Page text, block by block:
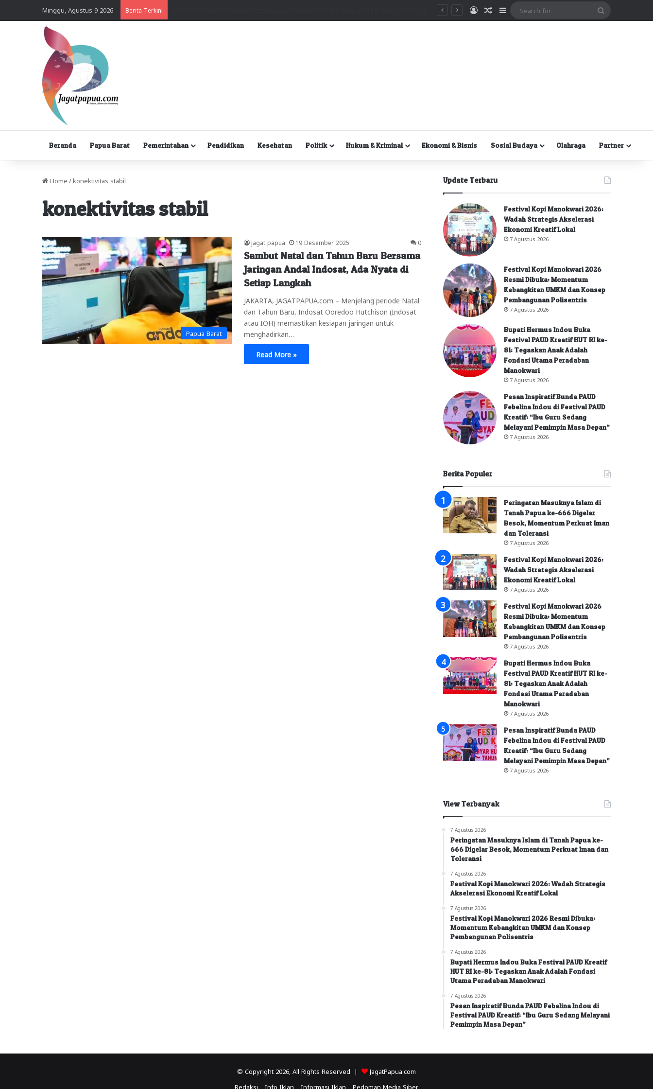
Minggu, Agustus 9 2026 Berita Terkini MasukRandom Article
Sidebar
Beranda Papua Barat Pemerintahan Pendidikan Kesehatan Politik Hukum & Kriminal Ekonomi & Bisnis Sosial Budaya Olahraga Partner
Home / konektivitas stabil
konektivitas stabil
Papua Barat
jagat papua 19 Desember 2025 0
Sambut Natal dan Tahun Baru Bersama
Jaringan Andal Indosat, Ada Nyata di
Setiap Langkah
JAKARTA, JAGATPAPUA.com – Menjelang periode Natal
dan Tahun Baru, Indosat Ooredoo Hutchison (Indosat
atau IOH) memastikan kesiapan jaringan untuk
menghadirkan…
Read More »
Update Terbaru
Festival Kopi Manokwari 2026:
Wadah Strategis Akselerasi
Ekonomi Kreatif Lokal
7 Agustus 2026
Festival Kopi Manokwari 2026
Resmi Dibuka: Momentum
Kebangkitan UMKM dan Konsep
Pembangunan Polisentris
7 Agustus 2026
Bupati Hermus Indou Buka
Festival PAUD Kreatif HUT RI ke-
81: Tegaskan Anak Adalah
Fondasi Utama Peradaban
Manokwari
7 Agustus 2026
Pesan Inspiratif Bunda PAUD
Febelina Indou di Festival PAUD
Kreatif: “Ibu Guru Sedang
Melayani Pemimpin Masa Depan”
7 Agustus 2026
Berita Populer
Peringatan Masuknya Islam di
Tanah Papua ke-666 Digelar
Besok, Momentum Perkuat Iman
dan Toleransi
7 Agustus 2026
Festival Kopi Manokwari 2026:
Wadah Strategis Akselerasi
Ekonomi Kreatif Lokal
7 Agustus 2026
Festival Kopi Manokwari 2026
Resmi Dibuka: Momentum
Kebangkitan UMKM dan Konsep
Pembangunan Polisentris
7 Agustus 2026
Bupati Hermus Indou Buka
Festival PAUD Kreatif HUT RI ke-
81: Tegaskan Anak Adalah
Fondasi Utama Peradaban
Manokwari
7 Agustus 2026
Pesan Inspiratif Bunda PAUD
Febelina Indou di Festival PAUD
Kreatif: “Ibu Guru Sedang
Melayani Pemimpin Masa Depan”
7 Agustus 2026
View Terbanyak
7 Agustus 2026
Peringatan Masuknya Islam di Tanah Papua ke-
666 Digelar Besok, Momentum Perkuat Iman dan
Toleransi
7 Agustus 2026
Festival Kopi Manokwari 2026: Wadah Strategis
Akselerasi Ekonomi Kreatif Lokal
7 Agustus 2026
Festival Kopi Manokwari 2026 Resmi Dibuka:
Momentum Kebangkitan UMKM dan Konsep
Pembangunan Polisentris
7 Agustus 2026
Bupati Hermus Indou Buka Festival PAUD Kreatif
HUT RI ke-81: Tegaskan Anak Adalah Fondasi
Utama Peradaban Manokwari
7 Agustus 2026
Pesan Inspiratif Bunda PAUD Febelina Indou di
Festival PAUD Kreatif: “Ibu Guru Sedang Melayani
Pemimpin Masa Depan”
© Copyright 2026, All Rights Reserved | JagatPapua.com
Redaksi Info Iklan Informasi Iklan Pedoman Media Siber